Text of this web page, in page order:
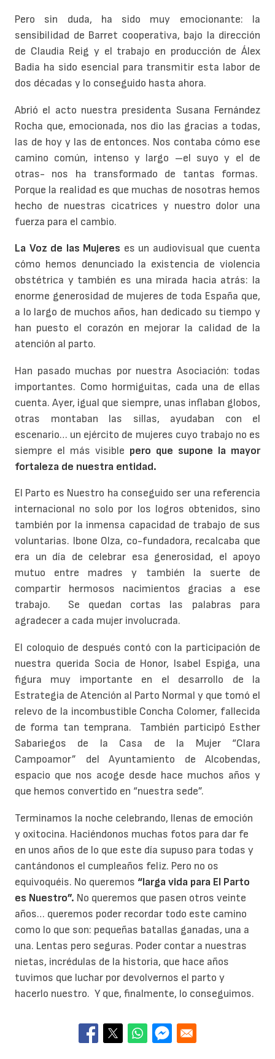
Pero sin duda, ha sido muy emocionante: la
sensibilidad de Barret cooperativa, bajo la dirección
de Claudia Reig y el trabajo en producción de Álex
Badia ha sido esencial para transmitir esta labor de
dos décadas y lo conseguido hasta ahora.
Abrió el acto nuestra presidenta Susana Fernández
Rocha que, emocionada, nos dio las gracias a todas,
las de hoy y las de entonces. Nos contaba cómo ese
camino común, intenso y largo –el suyo y el de
otras- nos ha transformado de tantas formas.
Porque la realidad es que muchas de nosotras hemos
hecho de nuestras cicatrices y nuestro dolor una
fuerza para el cambio.
La Voz de las Mujeres es un audiovisual que cuenta
cómo hemos denunciado la existencia de violencia
obstétrica y también es una mirada hacia atrás: la
enorme generosidad de mujeres de toda España que,
a lo largo de muchos años, han dedicado su tiempo y
han puesto el corazón en mejorar la calidad de la
atención al parto.
Han pasado muchas por nuestra Asociación: todas
importantes. Como hormiguitas, cada una de ellas
cuenta. Ayer, igual que siempre, unas inflaban globos,
otras montaban las sillas, ayudaban con el
escenario… un ejército de mujeres cuyo trabajo no es
siempre el más visible pero que supone la mayor
fortaleza de nuestra entidad.
El Parto es Nuestro ha conseguido ser una referencia
internacional no solo por los logros obtenidos, sino
también por la inmensa capacidad de trabajo de sus
voluntarias. Ibone Olza, co-fundadora, recalcaba que
era un día de celebrar esa generosidad, el apoyo
mutuo entre madres y también la suerte de
compartir hermosos nacimientos gracias a ese
trabajo. Se quedan cortas las palabras para
agradecer a cada mujer involucrada.
El coloquio de después contó con la participación de
nuestra querida Socia de Honor, Isabel Espiga, una
figura muy importante en el desarrollo de la
Estrategia de Atención al Parto Normal y que tomó el
relevo de la incombustible Concha Colomer, fallecida
de forma tan temprana. También participó Esther
Sabariegos de la Casa de la Mujer “Clara
Campoamor” del Ayuntamiento de Alcobendas,
espacio que nos acoge desde hace muchos años y
que hemos convertido en “nuestra sede”.
Terminamos la noche celebrando, llenas de emoción
y oxitocina. Haciéndonos muchas fotos para dar fe
en unos años de lo que este día supuso para todas y
cantándonos el cumpleaños feliz. Pero no os
equivoquéis. No queremos “larga vida para El Parto
es Nuestro”. No queremos que pasen otros veinte
años… queremos poder recordar todo este camino
como lo que son: pequeñas batallas ganadas, una a
una. Lentas pero seguras. Poder contar a nuestras
nietas, incrédulas de la historia, que hace años
tuvimos que luchar por devolvernos el parto y
hacerlo nuestro. Y que, finalmente, lo conseguimos.